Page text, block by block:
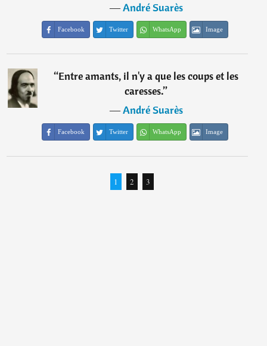
―André Suarès
Facebook Twitter WhatsApp Image
“Entre amants, il n'y a que les coups et les
caresses.”
―André Suarès
Facebook Twitter WhatsApp Image
1 2 3